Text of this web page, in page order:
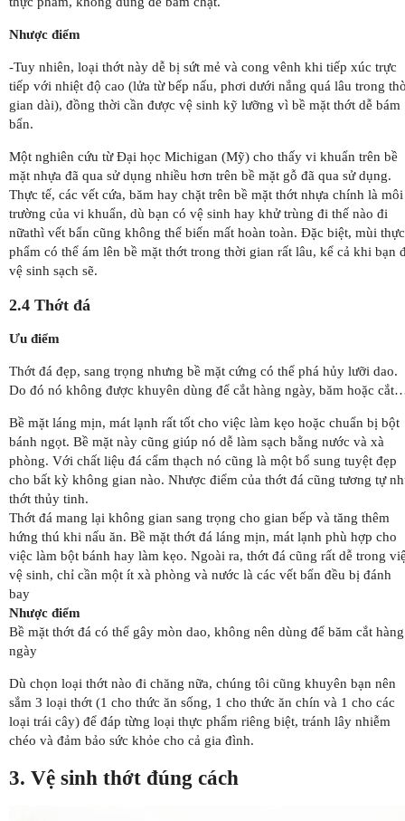
Nhược điểm
-Tuy nhiên, loại thớt này dễ bị sứt mẻ và cong vênh khi tiếp xúc trực
tiếp với nhiệt độ cao (lửa từ bếp nấu, phơi dưới nắng quá lâu trong
gian dài), đồng thời cần được vệ sinh kỹ lưỡng vì bề mặt thớt dễ bám
bẩn.
Một nghiên cứu từ Đại học Michigan (Mỹ) cho thấy vi khuẩn trên bề
mặt nhựa đã qua sử dụng nhiều hơn trên bề mặt gỗ đã qua sử dụng.
Thực tế, các vết cứa, băm hay chặt trên bề mặt thớt nhựa chính là môi
trường của vi khuẩn, dù bạn có vệ sinh hay khử trùng đi thế nào đi
nữathì vết bẩn cũng không thể biến mất hoàn toàn. Đặc biệt, mùi thực
phẩm có thể ám lên bề mặt thớt trong thời gian rất lâu, kể cả khi bạn
vệ sinh sạch sẽ.
2.4 Thớt đá
Ưu điểm
Thớt đá đẹp, sang trọng nhưng bề mặt cứng có thể phá hủy lưỡi dao.
Do đó nó không được khuyên dùng để cắt hàng ngày, băm hoặc
Bề mặt láng mịn, mát lạnh rất tốt cho việc làm kẹo hoặc chuẩn bị bột
bánh ngọt. Bề mặt này cũng giúp nó dễ làm sạch bằng nước và xà
phòng. Với chất liệu đá cẩm thạch nó cũng là một bổ sung tuyệt đẹp
cho bất kỳ không gian nào. Nhược điểm của thớt đá cũng tương tự
thớt thủy tinh.
Thớt đá mang lại không gian sang trọng cho gian bếp và tăng thêm
hứng thú khi nấu ăn. Bề mặt thớt đá láng mịn, mát lạnh phù hợp cho
việc làm bột bánh hay làm kẹo. Ngoài ra, thớt đá cũng rất dễ trong
vệ sinh, chỉ cần một ít xà phòng và nước là các vết bẩn đều bị đánh
bay
Nhược điểm
Bề mặt thớt đá có thể gây mòn dao, không nên dùng để băm cắt hàng
ngày
Dù chọn loại thớt nào đi chăng nữa, chúng tôi cũng khuyên bạn nên
sắm 3 loại thớt (1 cho thức ăn sống, 1 cho thức ăn chín và 1 cho các
loại trái cây) để đáp từng loại thực phẩm riêng biệt, tránh lây nhiễm
chéo và đảm bảo sức khỏe cho cả gia đình.
3. Vệ sinh thớt đúng cách